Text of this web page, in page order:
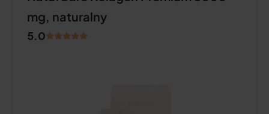
mg, naturalny
5.0